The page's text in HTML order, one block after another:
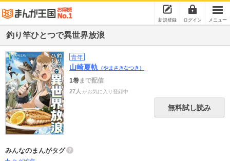
新規登録 ログイン メニュー
釣り竿ひとつで異世界放浪
青年
山崎夏軌 （やまさきなつき）
1巻まで配信
27人 がお気に入り登録中
無料試し読み
みんなのまんがタグ